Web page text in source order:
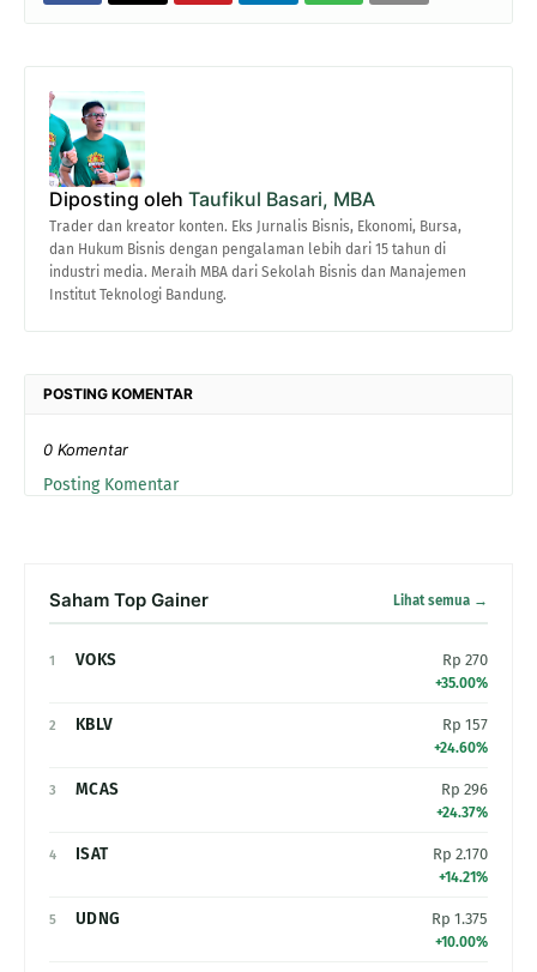
Diposting oleh Taufikul Basari, MBA
Trader dan kreator konten. Eks Jurnalis Bisnis, Ekonomi, Bursa,
dan Hukum Bisnis dengan pengalaman lebih dari 15 tahun di
industri media. Meraih MBA dari Sekolah Bisnis dan Manajemen
Institut Teknologi Bandung.
POSTING KOMENTAR
0 Komentar
Posting Komentar
Saham Top Gainer Lihat semua →
1 VOKS Rp 270
+35.00%
2 KBLV Rp 157
+24.60%
3 MCAS Rp 296
+24.37%
4 ISAT Rp 2.170
+14.21%
5 UDNG Rp 1.375
+10.00%